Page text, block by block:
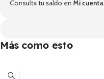
Consulta tu saldo en Mi cuenta
Más como esto